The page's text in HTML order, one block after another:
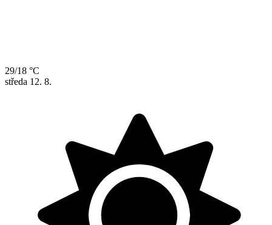
29/18 °C
středa 12. 8.